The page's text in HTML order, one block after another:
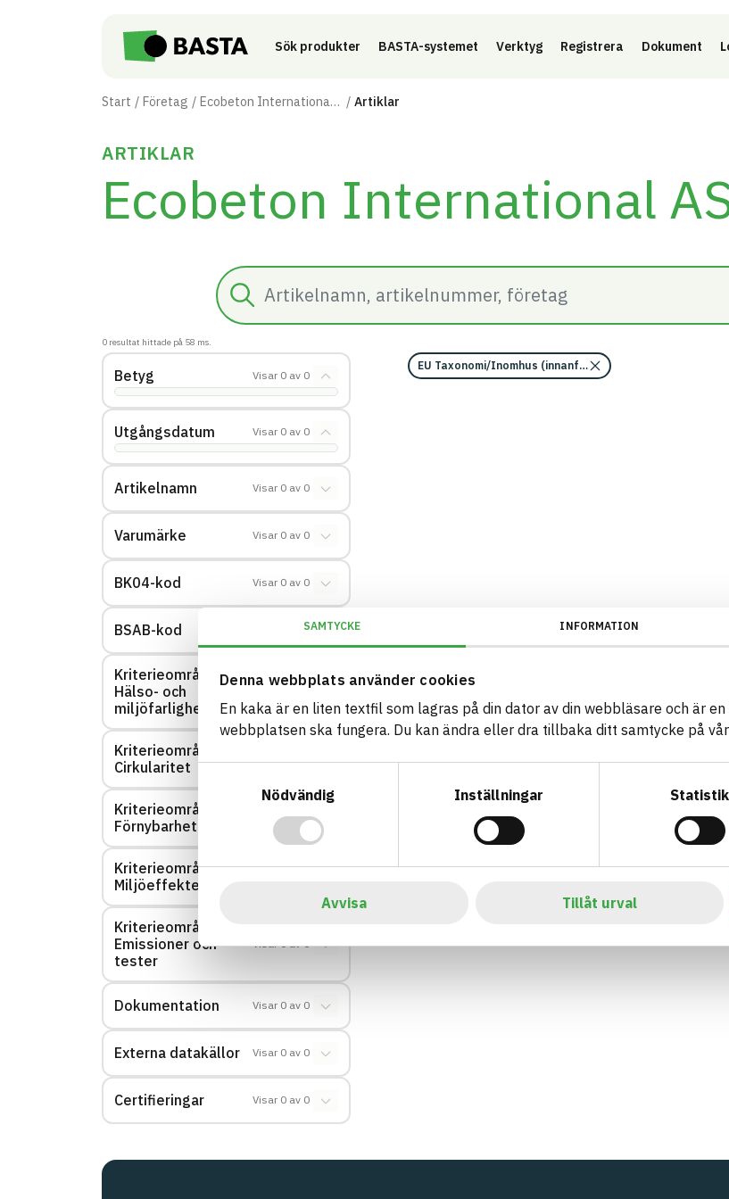
SAMTYCKE INFORMATION
Denna webbplats använder cookies
En kaka är en liten textfil som lagras på din dator av din webbläsare och är
webbplatsen ska fungera. Du kan ändra eller dra tillbaka ditt samtycke på
Nödvändig
Inställningar Statistik
Avvisa Tillåt urval
Sök produkter BASTA-systemet Verktyg Registrera Dokument
Start Företag Ecobeton International AS Artiklar
ARTIKLAR
Ecobeton International
Sök
0 resultat hittade på 58 ms.
Betyg Visar 0 av 0
Utgångsdatum Visar 0 av 0
Artikelnamn Visar 0 av 0
Varumärke Visar 0 av 0
BK04-kod Visar 0 av 0
BSAB-kod 0
Kriterieområde:
Hälso- och
miljöfarlighet
0
Kriterieområde:
Cirkularitet
Kriterieområde:
Förnybarhet
0 av 0
Kriterieområde:
Miljöeffekter – EPD
Kriterieområde:
Emissioner och
tester
Visar 0 av 0
Dokumentation Visar 0 av 0
Externa datakällor Visar 0 av 0
Certifieringar Visar 0 av 0
EU Taxonomi/Inomhus (innanför ångspärr)/Omfattas av